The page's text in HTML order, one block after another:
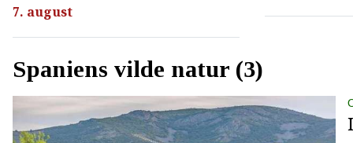
7. august
Spaniens vilde natur (3)